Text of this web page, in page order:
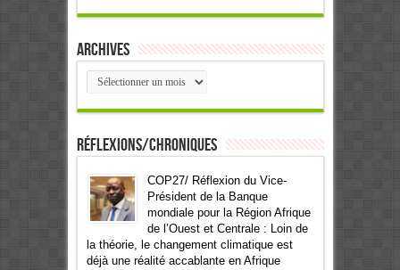
Archives
Archives
Réflexions/Chroniques
COP27/ Réflexion du Vice-
Président de la Banque
mondiale pour la Région Afrique
de l’Ouest et Centrale : Loin de
la théorie, le changement climatique est
déjà une réalité accablante en Afrique